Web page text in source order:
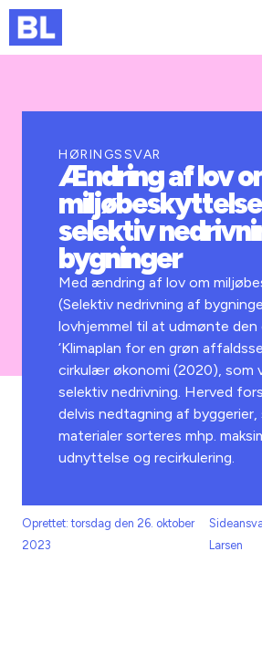
Kurser og arrangementer
Jobportalen
HØRINGSSVAR
Ændring af lov
selektiv
bygninger
Med ændring af lov om
(Selektiv nedrivning af
lovhjemmel til at udmønte den
’Klimaplan for en grøn
cirkulær økonomi (2020), som
selektiv nedrivning. Herved
delvis nedtagning af byggerier,
materialer sorteres mhp.
udnyttelse og recirkulering.
Oprettet: torsdag den 26. oktober
2023
Larsen